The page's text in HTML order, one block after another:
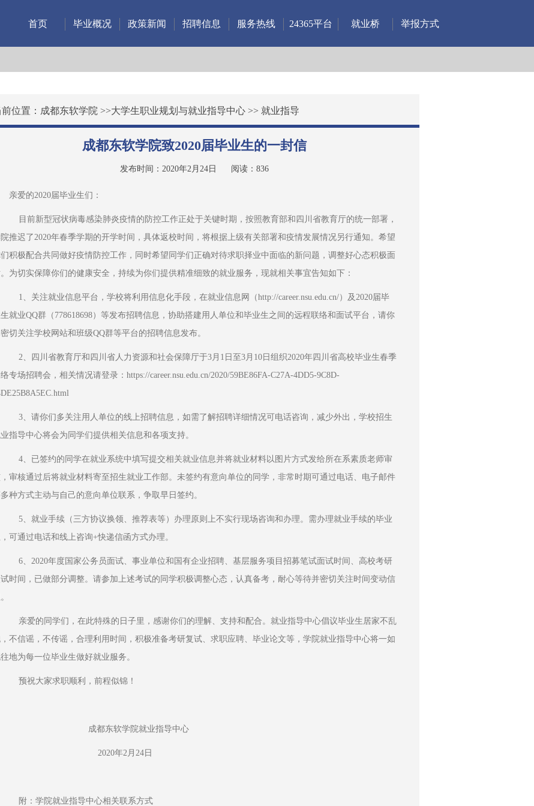
首页 毕业概况 政策新闻 招聘信息 服务热线 24365平台 就业桥 举报方式
位置： 成都东软学院 >>大学生职业规划与就业指导中心>> 就业指导
成都东软学院致2020届毕业生的一封信
发布时间：2020年2月24日 阅读： 836
亲爱的2020届毕业生们：
推迟了2020年春季学期的开学时间，具体返校时间，将根据上级有关部署和疫情发展情况另行通知。希望
积极配合共同做好疫情防控工作，同时希望同学们正确对待求职择业中面临的新问题，调整好心态积极面
为切实保障你们的健康安全，持续为你们提供精准细致的就业服务，现就相关事宜告知如下：
就业QQ群（778618698）等发布招聘信息，协助搭建用人单位和毕业生之间的远程联络和面试平台，请你
切关注学校网站和班级QQ群等平台的招聘信息发布。
专场招聘会，相关情况请登录：https://career.nsu.edu.cn/2020/59BE86FA-C27A-4DD5-9C8D-
指导中心将会为同学们提供相关信息和各项支持。
审核通过后将就业材料寄至招生就业工作部。未签约有意向单位的同学，非常时期可通过电话、电子邮件
种方式主动与自己的意向单位联系，争取早日签约。
可通过电话和线上咨询+快递信函方式办理。
时间，已做部分调整。请参加上述考试的同学积极调整心态，认真备考，耐心等待并密切关注时间变动信
不信谣，不传谣，合理利用时间，积极准备考研复试、求职应聘、毕业论文等，学院就业指导中心将一如
往地为每一位毕业生做好就业服务。
    预祝大家求职顺利，前程似锦！
                                 成都东软学院就业指导中心
                                     2020年2月24日
    附：学院就业指导中心相关联系方式